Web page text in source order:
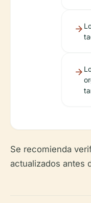
Se recomienda
actualizados antes